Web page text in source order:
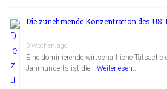
Die zunehmende Konzentration des
3 Wochen ago
Eine dominierende wirtschaftliche Tatsache
Jahrhunderts ist die …Weiterlesen...